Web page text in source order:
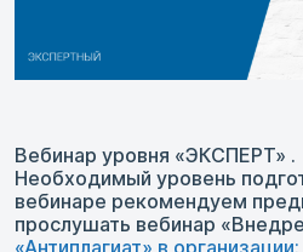
Вебинар уровня «ЭКСПЕРТ» .
Необходимый уровень
вебинаре рекомендуем
прослушать вебинар